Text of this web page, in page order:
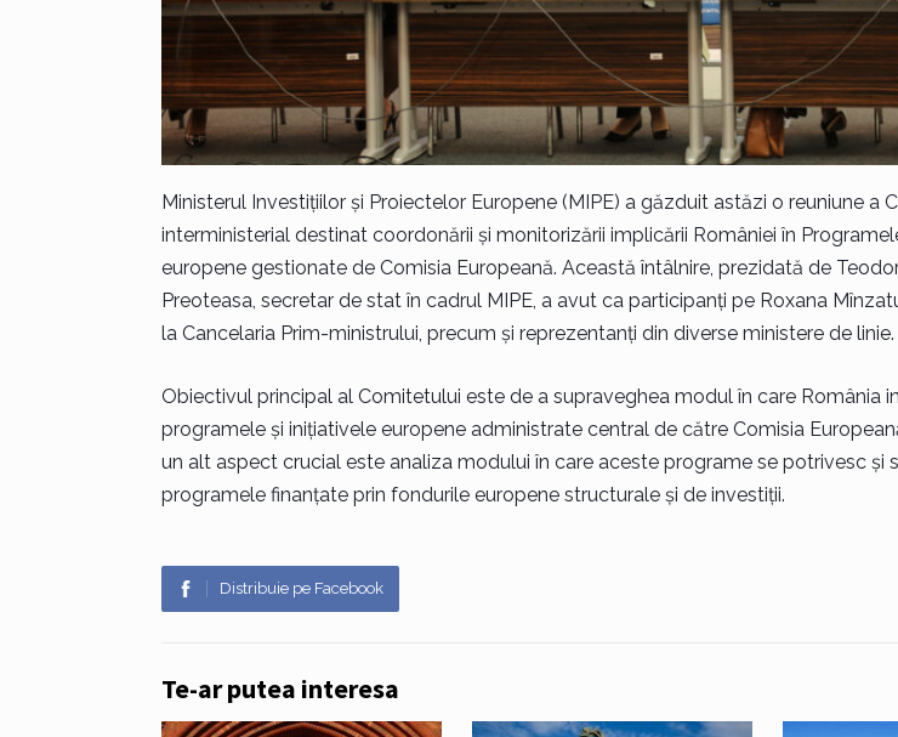
Ministerul Investițiilor și Proiectelor Europene (MIPE) a găzduit astăzi o reuniune a
interministerial destinat coordonării și monitorizării implicării României în
europene gestionate de Comisia Europeană. Această întâlnire, prezidată de
Preoteasa, secretar de stat în cadrul MIPE, a avut ca participanți pe Roxana
la Cancelaria Prim-ministrului, precum și reprezentanți din diverse ministere de linie.
Obiectivul principal al Comitetului este de a supraveghea modul în care România
programele și inițiativele europene administrate central de către Comisia
un alt aspect crucial este analiza modului în care aceste programe se potrivesc și
programele finanțate prin fondurile europene structurale și de investiții.
Distribuie pe Facebook
Te-ar putea interesa